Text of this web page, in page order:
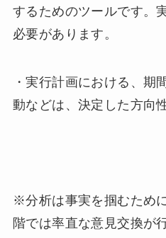
するためのツールです。
必要があります。
・実行計画における、期
動などは、決定した方向
※分析は事実を掴むため
階では率直な意見交換が